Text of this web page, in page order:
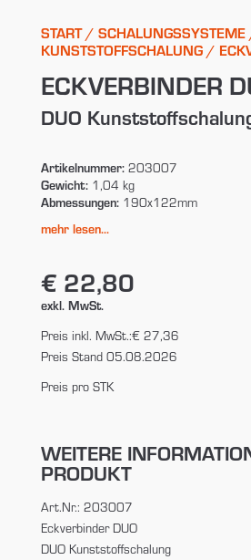
START/ SCHALUNGSSYSTEME
KUNSTSTOFFSCHALUNG/
ECKVERBINDER
DUO
Artikelnummer:203007
Gewicht:1,04 kg
Abmessungen:190x122mm
mehr lesen...
€ 22,80
exkl. MwSt.
Preis inkl. MwSt.:€ 27,36
Preis Stand 05.08.2026
Preis pro STK
WEITERE
PRODUKT
Art.Nr.: 203007
Eckverbinder DUO
DUO Kunststoffschalung